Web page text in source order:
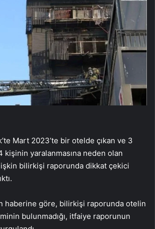
Mart 2023’te bir otelde çıkan ve 3
kişinin yaralanmasına neden olan
bilirkişi raporunda dikkat çekici
haberine göre, bilirkişi raporunda otelin
bulunmadığı, itfaiye raporunun